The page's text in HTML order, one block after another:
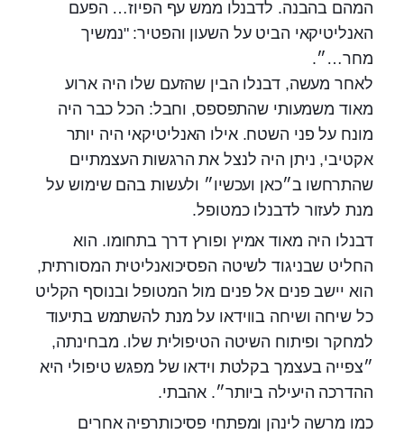
המהם בהבנה. לדבנלו ממש עף הפיוז… הפעם
האנליטיקאי הביט על השעון והפטיר: "נמשיך
מחר…״.
לאחר מעשה, דבנלו הבין שהזעם שלו היה ארוע
מאוד משמעותי שהתפספס, וחבל: הכל כבר היה
מונח על פני השטח. אילו האנליטיקאי היה יותר
אקטיבי, ניתן היה לנצל את הרגשות העצמתיים
שהתרחשו ב״כאן ועכשיו״ ולעשות בהם שימוש על
מנת לעזור לדבנלו כמטופל.
דבנלו היה מאוד אמיץ ופורץ דרך בתחומו. הוא
החליט שבניגוד לשיטה הפסיכואנליטית המסורתית,
הוא יישב פנים אל פנים מול המטופל ובנוסף הקליט
כל שיחה ושיחה בווידאו על מנת להשתמש בתיעוד
למחקר ופיתוח השיטה הטיפולית שלו. מבחינתה,
״צפייה בעצמך בקלטת וידאו של מפגש טיפולי היא
ההדרכה היעילה ביותר״. אהבתי.
כמו מרשה לינהן ומפתחי פסיכותרפיה אחרים